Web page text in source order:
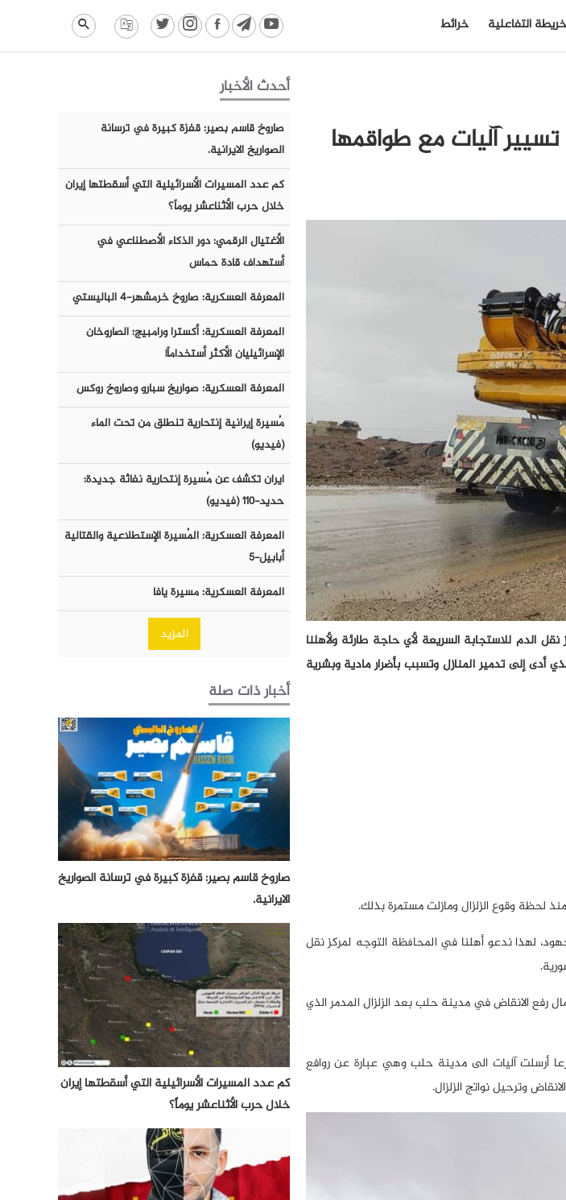
التفاعلية خرائط
تسيير آليات مع طواقمها
الدم للاستجابة السريعة لأي حاجة طارئة ولأهلنا
أدى إلى تدمير المنازل وتسبب بأضرار مادية وبشرية
لحظة وقوع الزلزال ومازلت مستمرة بذلك.
لهذا ندعو أهلنا في المحافظة التوجه لمركز نقل
الانقاض في مدينة حلب بعد الزلزال المدمر الذي
أرسلت آليات الى مدينة حلب وهي عبارة عن روافع
وترحيل نواتج الزلزال.
أحدث الأخبار
صاروخ قاسم بصير: قفزة كبيرة في ترسانة
الصواريخ الايرانية.
كم عدد المسيرات الأسرائيلية التي أسقطتها إيران
خلال حرب الأثناعشر يوماً؟
الأغتيال الرقمي: دور الذكاء الأصطناعي في
أستهداف قادة حماس
المعرفة العسكرية: صاروخ خرمشهر-٤ الباليستي
المعرفة العسكرية: أكسترا ورامبيج؛ الصاروخان
الإسرائيليان الأكثر أستخداماً!
المعرفة العسكرية: صواريخ سبارو وصاروخ روكس
مُسيرة إيرانية إنتحارية تنطلق من تحت الماء
(فيديو)
ايران تكشف عن مُسيرة إنتحارية نفاثة جديدة:
حديد-١١٠ (فيديو)
المعرفة العسكرية: المُسيرة الإستطلاعية والقتالية
أبابيل-٥
المعرفة العسكرية: مسيرة يافا
المزيد
أخبار ذات صلة
صاروخ قاسم بصير: قفزة كبيرة في ترسانة الصواريخ
الايرانية.
كم عدد المسيرات الأسرائيلية التي أسقطتها إيران
خلال حرب الأثناعشر يوماً؟